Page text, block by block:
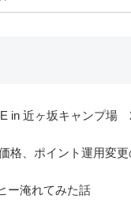
in 近ヶ坂キャンプ場
格、ポイント運用変
ー淹れてみた話